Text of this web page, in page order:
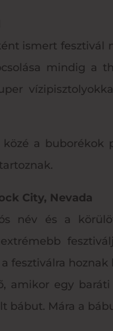
ismert fesztivál
mindig a
a buborékok
City, Nevada
név és a
fesztiválra hoznak
amikor egy
bábut. Mára a